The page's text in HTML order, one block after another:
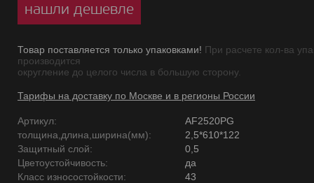
нашли дешевле
Товар поставляется только упаковками! При расчете кол-ва
производится
округление до целого числа в большую сторону.
Тарифы на доставку по Москве и в регионы России
Артикул:
AF2520PG
толщина,длина,ширина(мм):
2,5*610*122
Защитный слой:
0,5
Цветоустойчивость:
да
Класс износостойкости:
43